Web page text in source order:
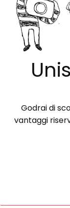
Godrai di
vantaggi